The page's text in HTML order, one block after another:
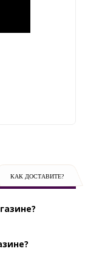
КАК ДОСТАВИТЕ?